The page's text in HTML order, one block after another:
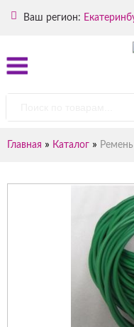
Ваш регион:
Главная » Каталог »